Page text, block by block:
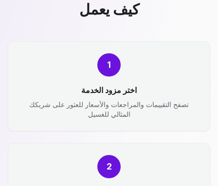
كيف يعمل
1
اختر مزود الخدمة
تصفح التقييمات والمراجعات والأسعار للعثور على شريكك
المثالي للغسيل
2